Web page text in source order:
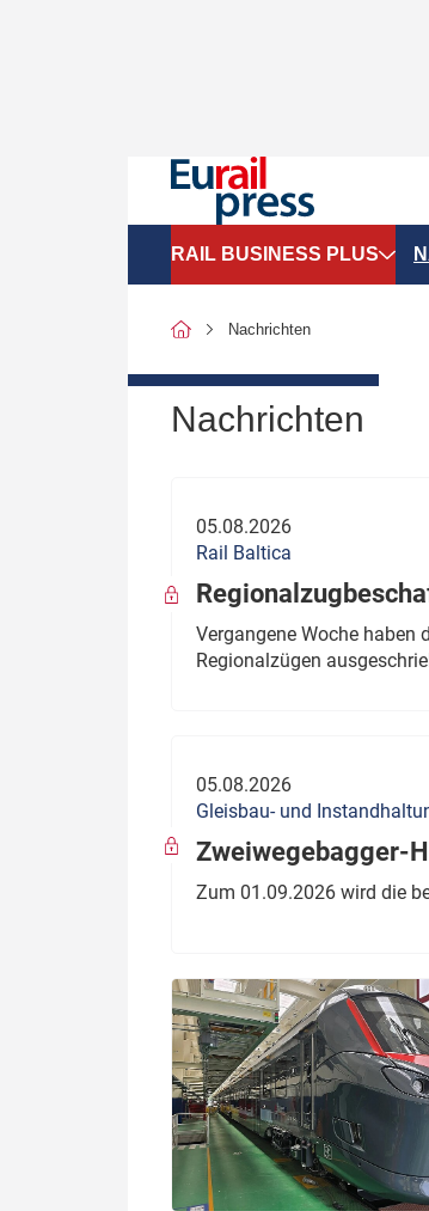
RAIL BUSINESS PLUS
SPNV-Marktdaten
Politik
Verbände: Wer spricht für
wen?
Thema des Monats
Dossier: Generalsanierung
Dossier: ETCS
Nachrichten
Nachrichten
05.08.2026
Rail Baltica
Vergangene Woche haben
Regionalzügen
05.08.2026
Gleisbau- und
Zweiwegebagger-
Zum 01.09.2026 wird die